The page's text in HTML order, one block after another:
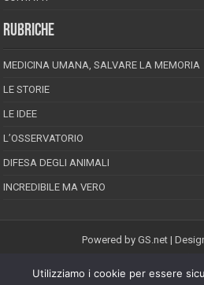
RUBRICHE
MEDICINA UMANA, SALVARE LA MEMORIA
LE STORIE
LE IDEE
L’OSSERVATORIO
DIFESA DEGLI ANIMALI
INCREDIBILE MA VERO
Powered by GS.net |
EPINEION EDITRICE S.R.L.
Utilizziamo i cookie per essere